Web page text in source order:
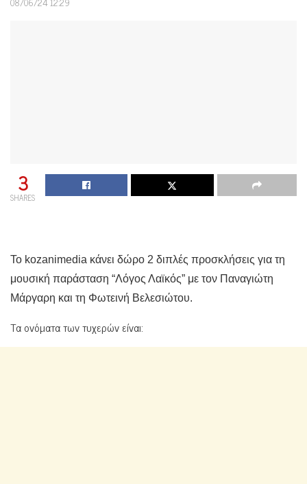
3
SHARES
Το kozanimedia κάνει δώρο 2 διπλές προσκλήσεις για τη
μουσική παράσταση “Λόγος Λαϊκός” με τον Παναγιώτη
Μάργαρη και τη Φωτεινή Βελεσιώτου.
Τα ονόματα των τυχερών είναι: